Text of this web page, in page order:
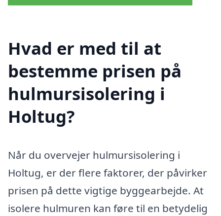
Hvad er med til at
bestemme prisen på
hulmursisolering i
Holtug?
Når du overvejer hulmursisolering i
Holtug, er der flere faktorer, der påvirker
prisen på dette vigtige byggearbejde. At
isolere hulmuren kan føre til en betydelig